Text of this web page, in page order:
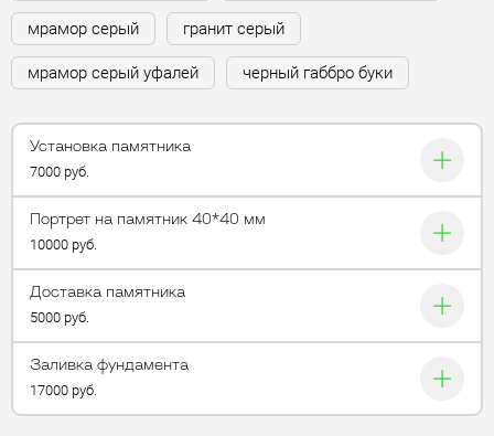
мрамор серый гранит серый
мрамор серый уфалей черный габбро буки
Установка памятника
7000 руб.
Портрет на памятник 40*40 мм
10000 руб.
Доставка памятника
5000 руб.
Заливка фундамента
17000 руб.